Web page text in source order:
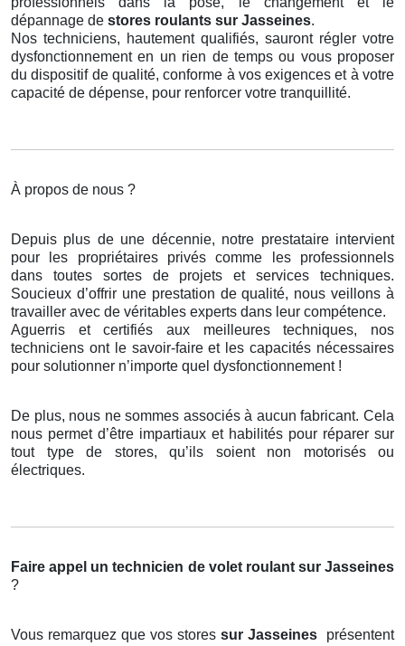
dépannage de stores roulants sur Jasseines.
Nos techniciens, hautement qualifiés, sauront régler votre
dysfonctionnement en un rien de temps ou vous proposer
du dispositif de qualité, conforme à vos exigences et à votre
capacité de dépense, pour renforcer votre tranquillité.
À propos de nous ?
Depuis plus de une décennie, notre prestataire intervient
pour les propriétaires privés comme les professionnels
dans toutes sortes de projets et services techniques.
Soucieux d’offrir une prestation de qualité, nous veillons à
travailler avec de véritables experts dans leur compétence.
Aguerris et certifiés aux meilleures techniques, nos
techniciens ont le savoir-faire et les capacités nécessaires
pour solutionner n’importe quel dysfonctionnement !
De plus, nous ne sommes associés à aucun fabricant. Cela
nous permet d’être impartiaux et habilités pour réparer sur
tout type de stores, qu’ils soient non motorisés ou
électriques.
Faire appel un technicien de volet roulant sur Jasseines
?
Vous remarquez que vos stores sur Jasseines
présentent